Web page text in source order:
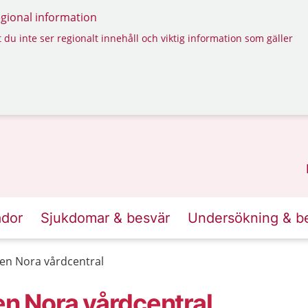
information
du inte ser regionalt innehåll och viktig information som gäller
Sjukdomar & besvär Undersökning &
Nora vårdcentral